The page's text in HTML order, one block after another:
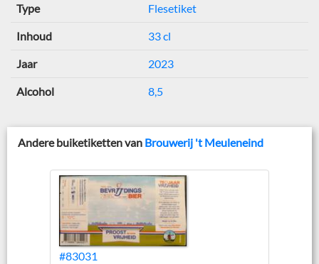
Type Flesetiket
Inhoud 33 cl
Jaar 2023
Alcohol 8,5
Andere buiketiketten van Brouwerij 't Meuleneind
#83031